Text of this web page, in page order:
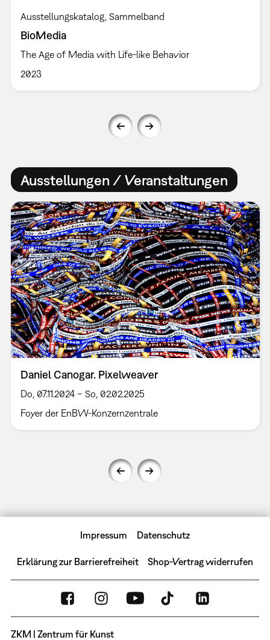
Ausstellungskatalog Sammelband
BioMedia
The Age of Media with Life-like Behavior
2023
Ausstellungen / Veranstaltungen
Daniel Canogar. Pixelweaver
Do, 07.11.2024 – So, 02.02.2025
Foyer der EnBW-Konzernzentrale
Impressum Datenschutz
Erklärung zur Barrierefreiheit Shop-Vertrag widerrufen
ZKM | Zentrum für Kunst